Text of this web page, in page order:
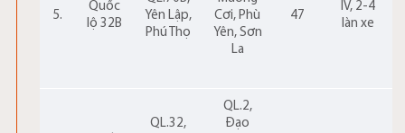
5.
Quốc
lộ 32B
Yên Lập,
Phú Thọ
Cơi, Phù
Yên, Sơn
La
47
IV, 2-4
làn xe
QL.32,
QL.2,
Đạo